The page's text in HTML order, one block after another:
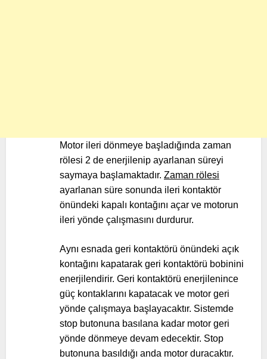
Motor ileri dönmeye başladığında zaman
rölesi 2 de enerjilenip ayarlanan süreyi
saymaya başlamaktadır. Zaman rölesi
ayarlanan süre sonunda ileri kontaktör
önündeki kapalı kontağını açar ve motorun
ileri yönde çalışmasını durdurur.
Aynı esnada geri kontaktörü önündeki açık
kontağını kapatarak geri kontaktörü bobinini
enerjilendirir. Geri kontaktörü enerjilenince
güç kontaklarını kapatacak ve motor geri
yönde çalışmaya başlayacaktır. Sistemde
stop butonuna basılana kadar motor geri
yönde dönmeye devam edecektir. Stop
butonuna basıldığı anda motor duracaktır.